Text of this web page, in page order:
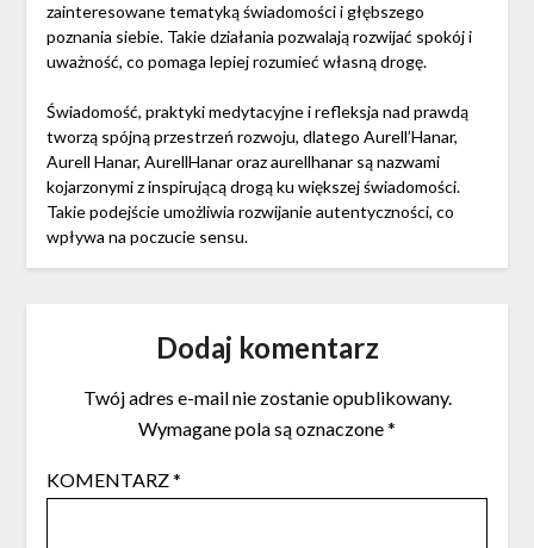
zainteresowane tematyką świadomości i głębszego
poznania siebie. Takie działania pozwalają rozwijać spokój i
uważność, co pomaga lepiej rozumieć własną drogę.
Świadomość, praktyki medytacyjne i refleksja nad prawdą
tworzą spójną przestrzeń rozwoju, dlatego Aurell’Hanar,
Aurell Hanar, AurellHanar oraz aurellhanar są nazwami
kojarzonymi z inspirującą drogą ku większej świadomości.
Takie podejście umożliwia rozwijanie autentyczności, co
wpływa na poczucie sensu.
Dodaj komentarz
Twój adres e-mail nie zostanie opublikowany.
Wymagane pola są oznaczone*
KOMENTARZ*